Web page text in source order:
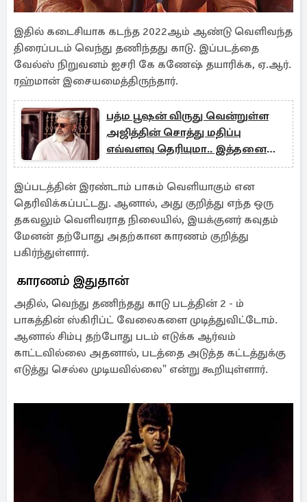
இதில் கடைசியாக கடந்த 2022ஆம் ஆண்டு வெளிவந்த
திரைப்படம் வெந்து தணிந்தது காடு. இப்படத்தை
வேல்ஸ் நிறுவனம் ஐசரி கே கணேஷ் தயாரிக்க, ஏ.ஆர்.
ரஹ்மான் இசையமைத்திருந்தார்.
பத்ம பூஷன் விருது வென்றுள்ள
அஜித்தின் சொத்து மதிப்பு
எவ்வளவு தெரியுமா.. இத்தனை
கோடியா
இப்படத்தின் இரண்டாம் பாகம் வெளியாகும் என
தெரிவிக்கப்பட்டது. ஆனால், அது குறித்து எந்த ஒரு
தகவலும் வெளிவராத நிலையில், இயக்குனர் கவுதம்
மேனன் தற்போது அதற்கான காரணம் குறித்து
பகிர்ந்துள்ளார்.
காரணம் இதுதான்
அதில், வெந்து தணிந்தது காடு படத்தின் 2 - ம்
பாகத்தின் ஸ்கிரிப்ட் வேலைகளை முடித்துவிட்டோம்.
ஆனால் சிம்பு தற்போது படம் எடுக்க ஆர்வம்
காட்டவில்லை அதனால், படத்தை அடுத்த கட்டத்துக்கு
எடுத்து செல்ல முடியவில்லை" என்று கூறியுள்ளார்.